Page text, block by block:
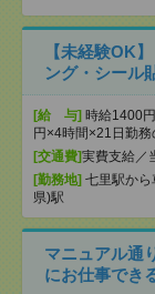
【未経験OK
ング・シール
[給 与] 時給1400
円×4時間×21日勤
[交通費]実費支給／
[勤務地] 七里駅から
県)駅
マニュアル通
にお仕事でき